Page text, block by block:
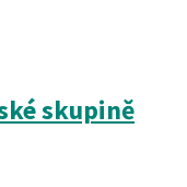
skupině